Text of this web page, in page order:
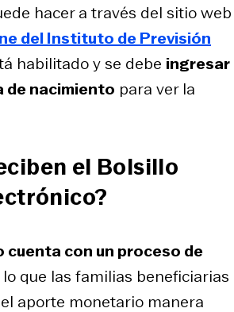
hacer a través del sitio web
del Instituto de Previsión
habilitado y se debe ingresar
de nacimiento para ver la
el Bolsillo
cuenta con un proceso de
lo que las familias beneficiarias
aporte monetario manera